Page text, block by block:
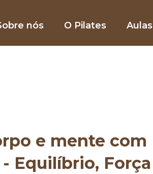
nós O Pilates Aulas
e mente com
Equilíbrio, Força